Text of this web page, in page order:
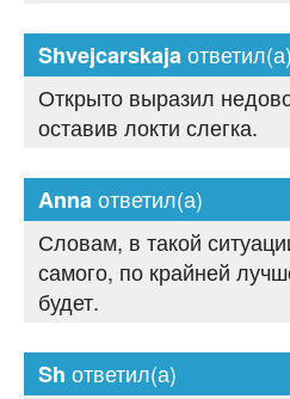
Shvejcarskajaответил(а)
Открыто выразил
оставив локти слегка.
Annaответил(а)
Словам, в такой
самого, по крайней
будет.
Sh ответил(а)